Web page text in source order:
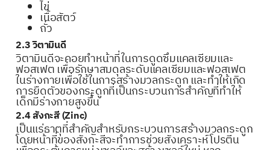
ไข่
เนื้อสัตว์
ถั่ว
2.3 วิตามินดี
วิตามินดีจะคอยทำหน้าที่ในการดูดซึมแคลเซียมและ
ฟอสเฟต เพื่อรักษาสมดุลระดับแคลเซียมและฟอสเฟต
ในร่างกายเพื่อใช้ในการสร้างมวลกระดูก และทำให้เกิด
การยืดตัวของกระดูกที่เป็นกระบวนการสำคัญที่ทำให้
เด็กมีร่างกายสูงขึ้น
2.4 สังกะสี (Zinc)
เป็นแร่ธาตุที่สำคัญสำหรับกระบวนการสร้างมวลกระดูก
โดยหน้าที่ของสังกะสีจะทำการช่วยสังเคราะห์โปรตีน